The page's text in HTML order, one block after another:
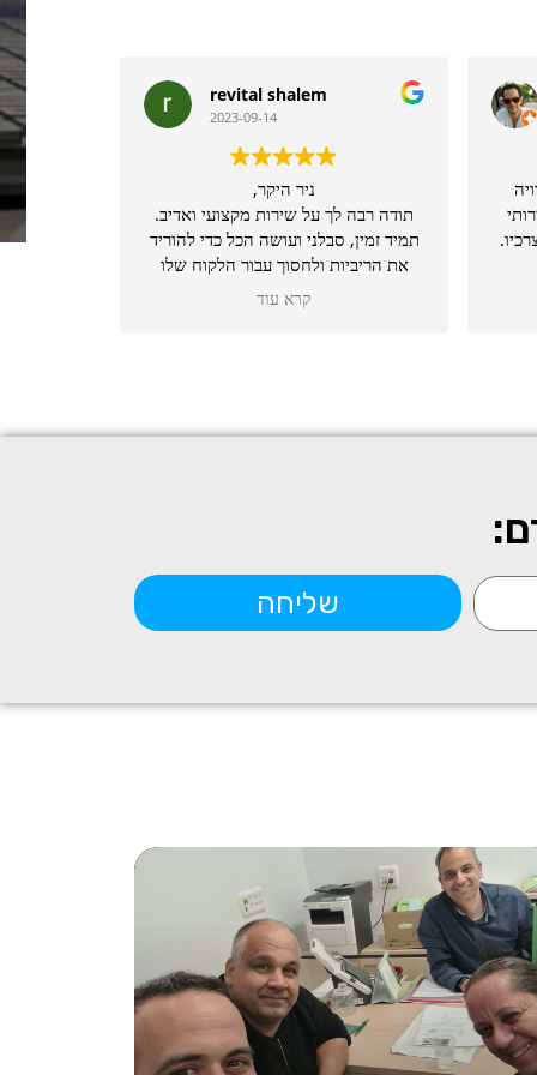
revital shalem
2023-09-14
ניר היקר,
תודה רבה לך על שירות מקצועי ואדיב.
תמיד זמין, סבלני ועושה הכל כדי להוריד
את הריביות ולחסוך עבור הלקוח שלו
כסף.
ממליצה מכל הלב על ניר!
קרא עוד
שליחה